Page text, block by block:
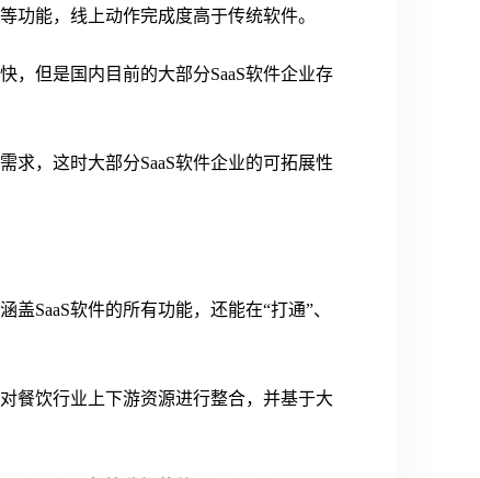
功能，线上动作完成度高于传统软件。
，但是国内目前的大部分SaaS软件企业存
求，这时大部分SaaS软件企业的可拓展性
SaaS软件的所有功能，还能在“打通”、
餐饮行业上下游资源进行整合，并基于大